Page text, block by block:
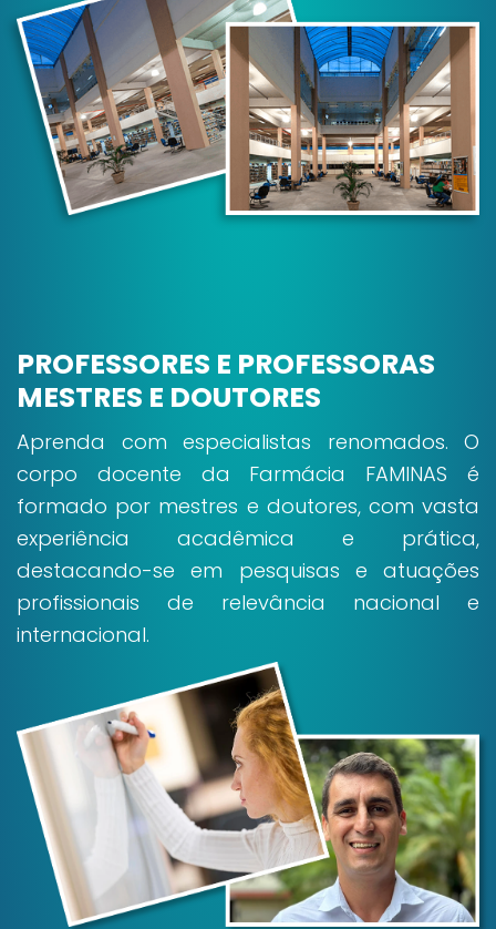
PROFESSORES E PROFESSORAS
MESTRES E DOUTORES
Aprenda com especialistas renomados. O
corpo docente da Farmácia FAMINAS é
formado por mestres e doutores, com vasta
experiência acadêmica e prática,
destacando-se em pesquisas e atuações
profissionais de relevância nacional e
internacional.